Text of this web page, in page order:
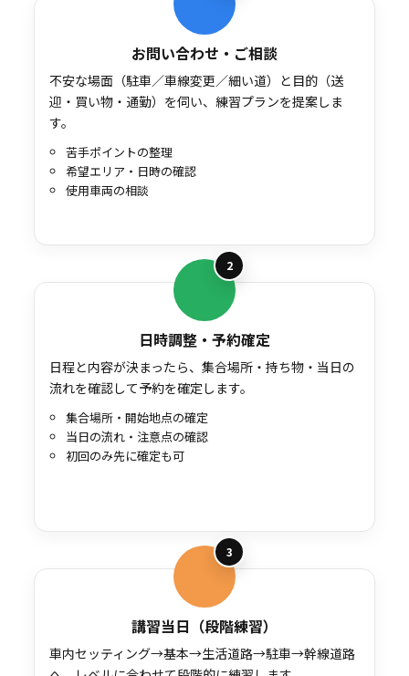
お問い合わせ・ご相談
不安な場面（駐車／車線変更／細い道）と目的（送
迎・買い物・通勤）を伺い、練習プランを提案しま
す。
苦手ポイントの整理
希望エリア・日時の確認
使用車両の相談
2
日時調整・予約確定
日程と内容が決まったら、集合場所・持ち物・当日の
流れを確認して予約を確定します。
集合場所・開始地点の確定
当日の流れ・注意点の確認
初回のみ先に確定も可
3
講習当日（段階練習）
車内セッティング→基本→生活道路→駐車→幹線道路